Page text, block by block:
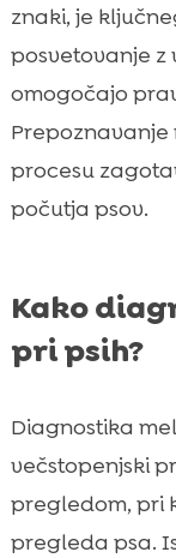
znaki, je
posvetovanje z
omogočajo
procesu
počutja psov.
Kako
pri psih?
Diagnostika
večstopenjski
pregledom, pri
pregleda psa.